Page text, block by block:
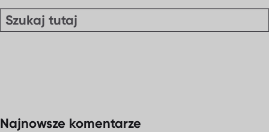
Najnowsze komentarze